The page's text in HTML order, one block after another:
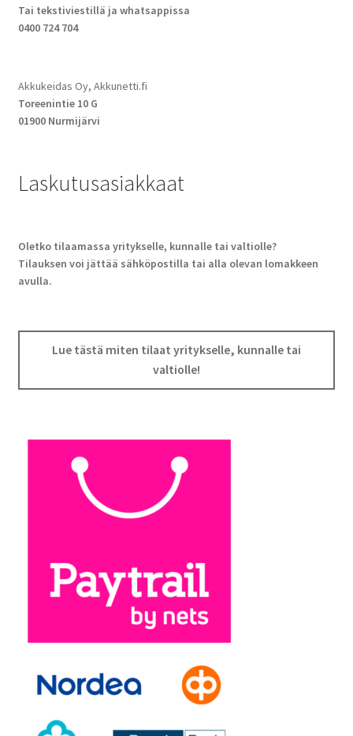
Tai tekstiviestillä ja whatsappissa
0400 724 704
Akkukeidas Oy, Akkunetti.fi
Toreenintie 10 G
01900 Nurmijärvi
Laskutusasiakkaat
Oletko tilaamassa yritykselle, kunnalle tai valtiolle?
Tilauksen voi jättää sähköpostilla tai alla olevan lomakkeen
avulla.
Lue tästä miten tilaat yritykselle, kunnalle tai
valtiolle!